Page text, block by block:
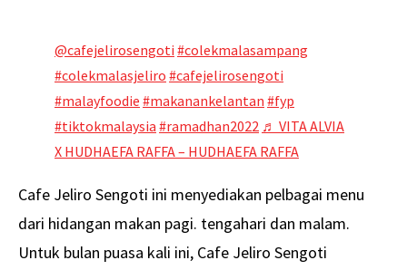
@cafejelirosengoti #colekmalasampang
#colekmalasjeliro #cafejelirosengoti
#malayfoodie #makanankelantan #fyp
#tiktokmalaysia #ramadhan2022 ♬ VITA ALVIA
X HUDHAEFA RAFFA – HUDHAEFA RAFFA
Cafe Jeliro Sengoti ini menyediakan pelbagai menu
dari hidangan makan pagi. tengahari dan malam.
Untuk bulan puasa kali ini, Cafe Jeliro Sengoti